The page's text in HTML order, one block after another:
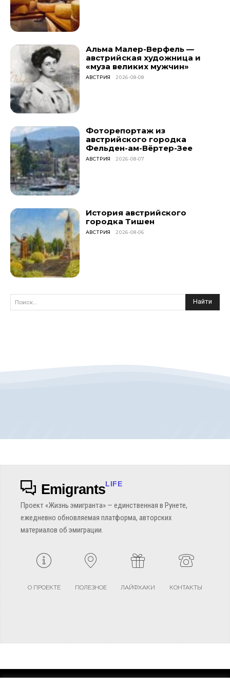
Альма Малер-Верфель —
австрийская художница и
«муза великих мужчин»
АВСТРИЯ 2026-08-08
Фоторепортаж из
австрийского городка
Фельден-ам-Вёртер-Зее
АВСТРИЯ 2026-08-07
История австрийского
городка Тишен
АВСТРИЯ 2026-08-06
Поиск... Найти
EmigrantsLIFE
Проект «Жизнь эмигранта» — единственная в Рунете,
ежедневно обновляемая платформа, авторских
материалов об эмиграции.
О ПРОЕКТЕ ПОЛЕЗНОЕ ЛАЙФХАКИ КОНТАКТЫ